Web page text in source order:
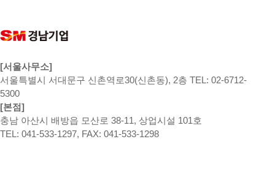
[서울사무소]
서울특별시 서대문구 신촌역로30(신촌동), 2층 TEL: 02-6712-
5300
[본점]
충남 아산시 배방읍 모산로 38-11, 상업시설 101호
TEL: 041-533-1297, FAX: 041-533-1298